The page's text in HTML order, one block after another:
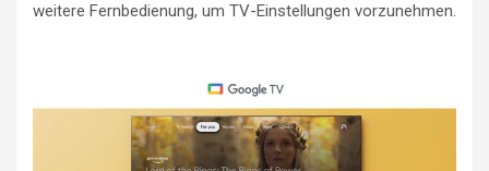
weitere Fernbedienung, um TV-Einstellungen vorzunehmen.